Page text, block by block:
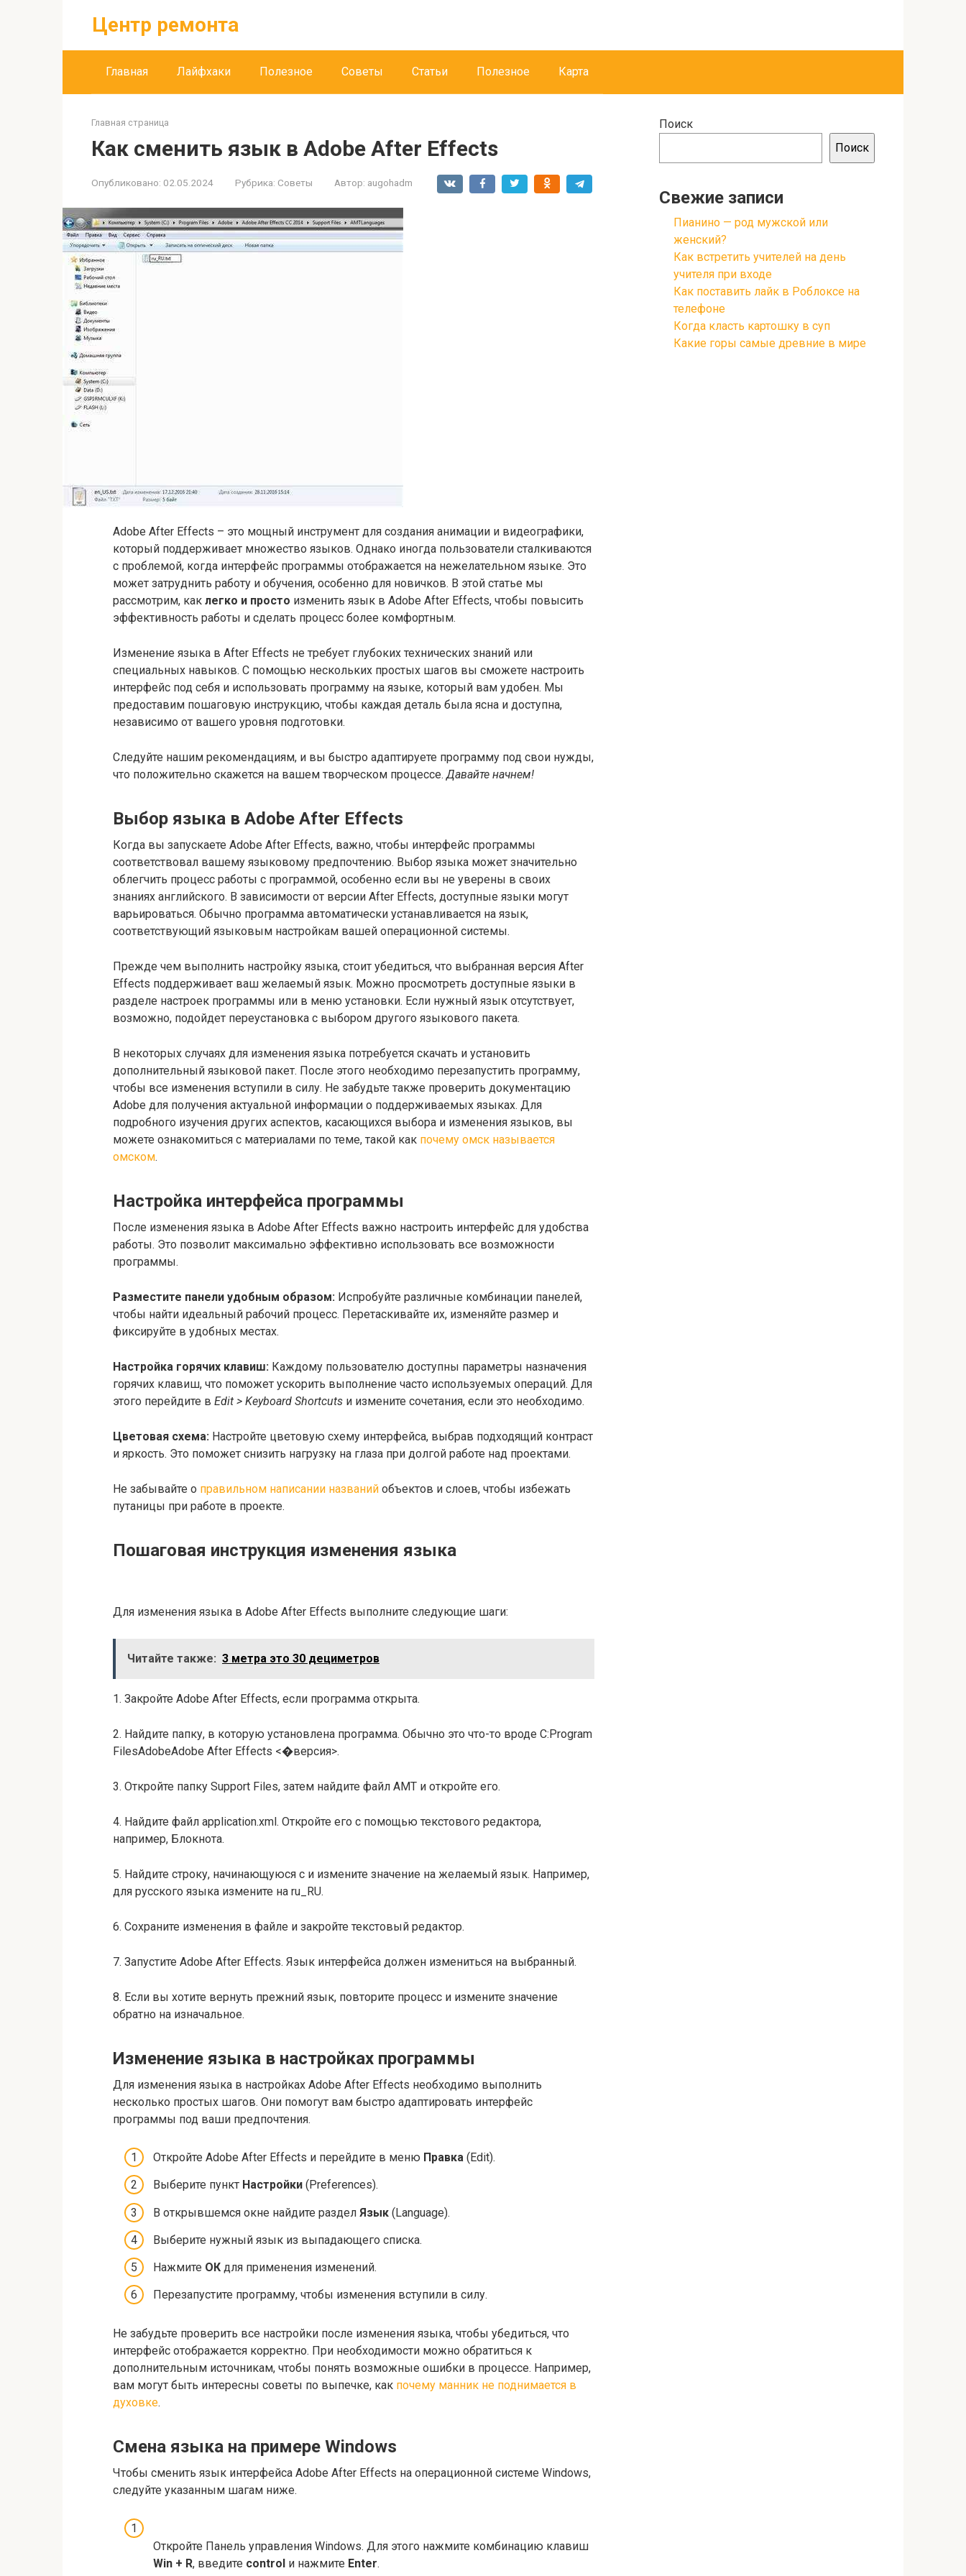
Центр ремонта
Главная Лайфхаки Полезное Советы Статьи Полезное Карта
Главная страница
Как сменить язык в Adobe After Effects
Опубликовано: 02.05.2024 Рубрика: Советы Автор: augohadm
Adobe After Effects – это мощный инструмент для создания анимации и видеографики,
который поддерживает множество языков. Однако иногда пользователи сталкиваются
с проблемой, когда интерфейс программы отображается на нежелательном языке. Это
может затруднить работу и обучения, особенно для новичков. В этой статье мы
рассмотрим, как легко и просто изменить язык в Adobe After Effects, чтобы повысить
эффективность работы и сделать процесс более комфортным.
Изменение языка в After Effects не требует глубоких технических знаний или
специальных навыков. С помощью нескольких простых шагов вы сможете настроить
интерфейс под себя и использовать программу на языке, который вам удобен. Мы
предоставим пошаговую инструкцию, чтобы каждая деталь была ясна и доступна,
независимо от вашего уровня подготовки.
Следуйте нашим рекомендациям, и вы быстро адаптируете программу под свои нужды,
что положительно скажется на вашем творческом процессе.Давайте начнем!
Выбор языка в Adobe After Effects
Когда вы запускаете Adobe After Effects, важно, чтобы интерфейс программы
соответствовал вашему языковому предпочтению. Выбор языка может значительно
облегчить процесс работы с программой, особенно если вы не уверены в своих
знаниях английского. В зависимости от версии After Effects, доступные языки могут
варьироваться. Обычно программа автоматически устанавливается на язык,
соответствующий языковым настройкам вашей операционной системы.
Прежде чем выполнить настройку языка, стоит убедиться, что выбранная версия After
Effects поддерживает ваш желаемый язык. Можно просмотреть доступные языки в
разделе настроек программы или в меню установки. Если нужный язык отсутствует,
возможно, подойдет переустановка с выбором другого языкового пакета.
В некоторых случаях для изменения языка потребуется скачать и установить
дополнительный языковой пакет. После этого необходимо перезапустить программу,
чтобы все изменения вступили в силу. Не забудьте также проверить документацию
Adobe для получения актуальной информации о поддерживаемых языках. Для
подробного изучения других аспектов, касающихся выбора и изменения языков, вы
можете ознакомиться с материалами по теме, такой как почему омск называется
омском.
Настройка интерфейса программы
После изменения языка в Adobe After Effects важно настроить интерфейс для удобства
работы. Это позволит максимально эффективно использовать все возможности
программы.
Разместите панели удобным образом: Испробуйте различные комбинации панелей,
чтобы найти идеальный рабочий процесс. Перетаскивайте их, изменяйте размер и
фиксируйте в удобных местах.
Настройка горячих клавиш: Каждому пользователю доступны параметры назначения
горячих клавиш, что поможет ускорить выполнение часто используемых операций. Для
этого перейдите в Edit > Keyboard Shortcuts и измените сочетания, если это необходимо.
Цветовая схема: Настройте цветовую схему интерфейса, выбрав подходящий контраст
и яркость. Это поможет снизить нагрузку на глаза при долгой работе над проектами.
Не забывайте о правильном написании названий объектов и слоев, чтобы избежать
путаницы при работе в проекте.
Пошаговая инструкция изменения языка
Для изменения языка в Adobe After Effects выполните следующие шаги:
Читайте также: 3 метра это 30 дециметров
1. Закройте Adobe After Effects, если программа открыта.
2. Найдите папку, в которую установлена программа. Обычно это что-то вроде C:Program
FilesAdobeAdobe After Effects <�версия>.
3. Откройте папку Support Files, затем найдите файл AMT и откройте его.
4. Найдите файл application.xml. Откройте его с помощью текстового редактора,
например, Блокнота.
5. Найдите строку, начинающуюся с и измените значение на желаемый язык. Например,
для русского языка измените на ru_RU.
6. Сохраните изменения в файле и закройте текстовый редактор.
7. Запустите Adobe After Effects. Язык интерфейса должен измениться на выбранный.
8. Если вы хотите вернуть прежний язык, повторите процесс и измените значение
обратно на изначальное.
Изменение языка в настройках программы
Для изменения языка в настройках Adobe After Effects необходимо выполнить
несколько простых шагов. Они помогут вам быстро адаптировать интерфейс
программы под ваши предпочтения.
Откройте Adobe After Effects и перейдите в меню Правка (Edit).
Выберите пункт Настройки (Preferences).
В открывшемся окне найдите раздел Язык (Language).
Выберите нужный язык из выпадающего списка.
Нажмите ОК для применения изменений.
Перезапустите программу, чтобы изменения вступили в силу.
Не забудьте проверить все настройки после изменения языка, чтобы убедиться, что
интерфейс отображается корректно. При необходимости можно обратиться к
дополнительным источникам, чтобы понять возможные ошибки в процессе. Например,
вам могут быть интересны советы по выпечке, как почему манник не поднимается в
духовке.
Смена языка на примере Windows
Чтобы сменить язык интерфейса Adobe After Effects на операционной системе Windows,
следуйте указанным шагам ниже.
Откройте Панель управления Windows. Для этого нажмите комбинацию клавиш
Win + R, введите control и нажмите Enter.
Поиск
Поиск
Свежие записи
Пианино — род мужской или
женский?
Как встретить учителей на день
учителя при входе
Как поставить лайк в Роблоксе на
телефоне
Когда класть картошку в суп
Какие горы самые древние в мире